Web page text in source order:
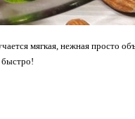
мягкая, нежная просто
быстро!